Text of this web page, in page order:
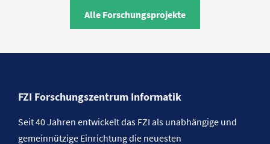
Alle Forschungsprojekte
FZI Forschungszentrum Informatik
Seit 40 Jahren entwickelt das FZI als unabhängige und
gemeinnützige Einrichtung die neuesten